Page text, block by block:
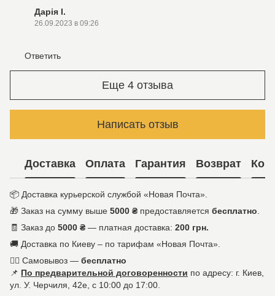
Дарія І.
26.09.2023 в 09:26
Ответить
Еще 4 отзыва
Написать отзыв
Доставка Оплата Гарантия Возврат
📦 Доставка курьерской службой «Новая Почта».
🎁 Заказ на сумму выше 5000 ₴ предоставляется бесплатно.
🧾 Заказ до 5000 ₴ — платная доставка: 200 грн.
🚚 Доставка по Киеву – по тарифам «Новая Почта».
🚶‍♀️ Самовывоз — бесплатно
📌 По предварительной договоренности по адресу: г. Киев,
ул. У. Черчиля, 42е, с 10:00 до 17:00.